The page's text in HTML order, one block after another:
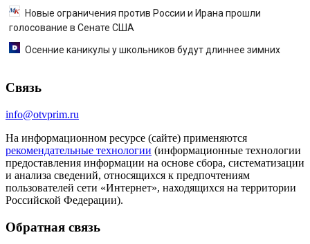
Новые ограничения против России и Ирана прошли
голосование в Сенате США
Осенние каникулы у школьников будут длиннее зимних
Связь
info@otvprim.ru
На информационном ресурсе (сайте) применяются
рекомендательные технологии (информационные технологии
предоставления информации на основе сбора, систематизации
и анализа сведений, относящихся к предпочтениям
пользователей сети «Интернет», находящихся на территории
Российской Федерации).
Обратная связь